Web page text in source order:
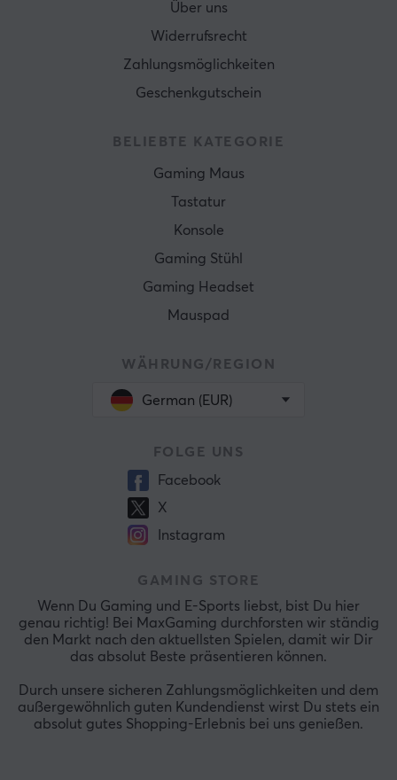
Über uns
Widerrufsrecht
Zahlungsmöglichkeiten
Geschenkgutschein
BELIEBTE KATEGORIE
Gaming Maus
Tastatur
Konsole
Gaming Stühl
Gaming Headset
Mauspad
WÄHRUNG/REGION
German (EUR)
FOLGE UNS
Facebook
X
Instagram
GAMING STORE
Wenn Du Gaming und E-Sports liebst, bist Du hier
genau richtig! Bei MaxGaming durchforsten wir ständig
den Markt nach den aktuellsten Spielen, damit wir Dir
das absolut Beste präsentieren können.
Durch unsere sicheren Zahlungsmöglichkeiten und dem
außergewöhnlich guten Kundendienst wirst Du stets ein
absolut gutes Shopping-Erlebnis bei uns genießen.